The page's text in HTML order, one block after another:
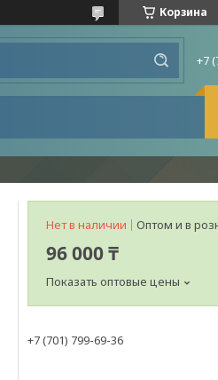
Корзина
+7
Нет в наличии Оптом и в
96 000 ₸
Показать оптовые цены
+7 (701) 799-69-36